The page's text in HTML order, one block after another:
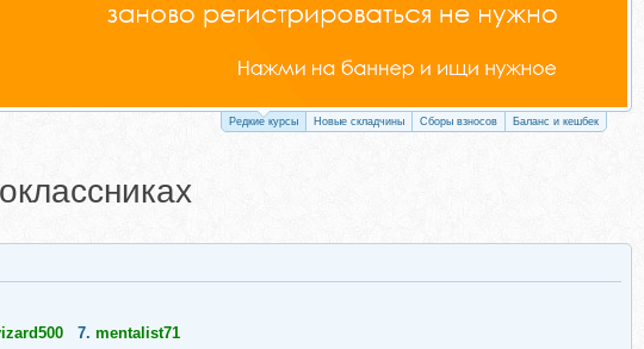
Редкие курсы Новые складчины Сборы взносов Баланс и кешбек
7. mentalist71